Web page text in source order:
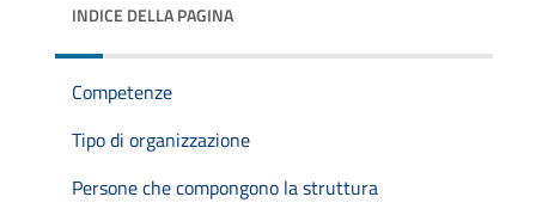
INDICE DELLA PAGINA
Competenze
Tipo di organizzazione
Persone che compongono la struttura